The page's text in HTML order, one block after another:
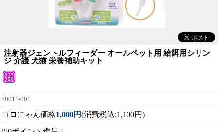
注射器ジェントルフィーダー オールペット用 給餌用シリン
ジ 介護 犬猫 栄養補助キット
50011-001
ゴロにゃん価格1,000円(消費税込:1,100円)